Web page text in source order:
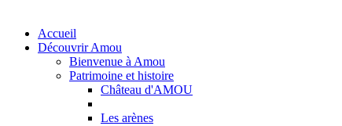
Accueil
Découvrir Amou
Bienvenue à Amou
Patrimoine et histoire
Château d'AMOU
Les arènes